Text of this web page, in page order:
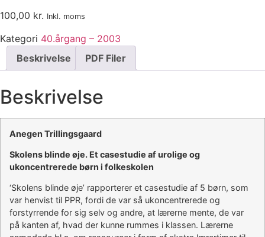
100,00 kr. Inkl. moms
Kategori 40.årgang – 2003
Beskrivelse
PDF Filer
Beskrivelse
Anegen Trillingsgaard
Skolens blinde øje. Et casestudie af urolige og
ukoncentrerede børn i folkeskolen
‘Skolens blinde øje’ rapporterer et casestudie af 5 børn, som
var henvist til PPR, fordi de var så ukoncentrerede og
forstyrrende for sig selv og andre, at lærerne mente, de var
på kanten af, hvad der kunne rummes i klassen. Lærerne